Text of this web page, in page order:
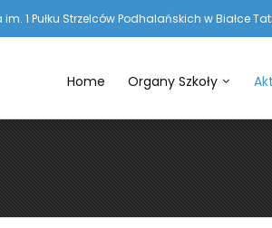
1 Pułku Strzelców Podhalańskich w Białce
Home Organy Szkoły